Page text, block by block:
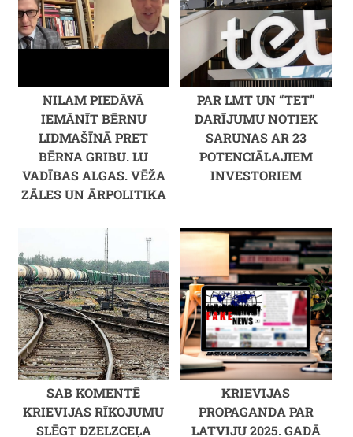
NILAM PIEDĀVĀ
IEMĀNĪT BĒRNU
LIDMAŠĪNĀ PRET
BĒRNA GRIBU. LU
VADĪBAS ALGAS. VĒŽA
ZĀLES UN ĀRPOLITIKA
PAR LMT UN “TET”
DARĪJUMU NOTIEK
SARUNAS AR 23
POTENCIĀLAJIEM
INVESTORIEM
SAB KOMENTĒ
KRIEVIJAS RĪKOJUMU
SLĒGT DZELZCEĻA
KRIEVIJAS
PROPAGANDA PAR
LATVIJU 2025. GADĀ